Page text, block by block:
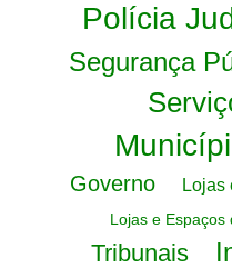
Polícia
Segurança
Governo
Lojas
Lojas e Espaços
Tribunais